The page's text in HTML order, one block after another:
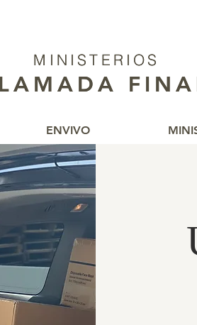
MINISTERIOS
MINISTERIOS
ENVIVO